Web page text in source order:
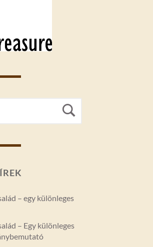
– egy különleges
– Egy különleges